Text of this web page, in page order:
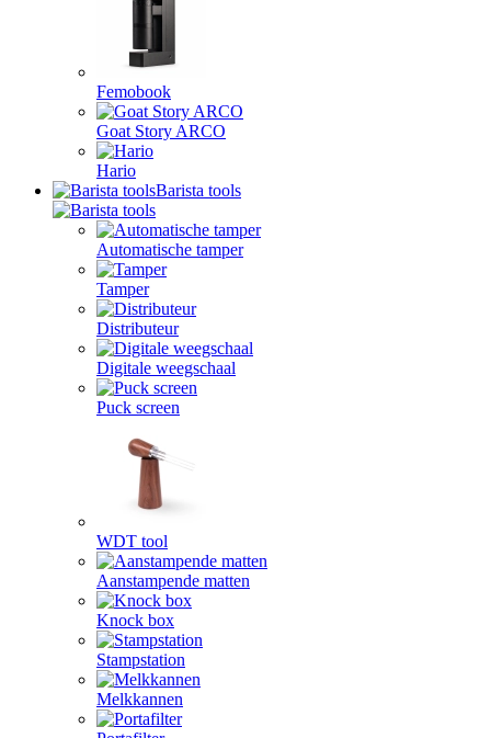
Femobook
Goat Story ARCO
Hario
Barista tools
Automatische tamper
Tamper
Distributeur
Digitale weegschaal
Puck screen
WDT tool
Aanstampende matten
Knock box
Stampstation
Melkkannen